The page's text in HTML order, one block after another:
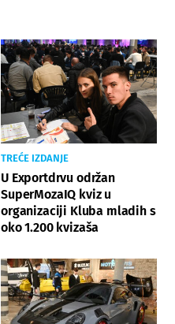
TREĆE IZDANJE
U Exportdrvu održan
SuperMozaIQ kviz u
organizaciji Kluba mladih s
oko 1.200 kvizaša